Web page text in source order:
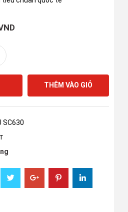
THÊM VÀO GIỎ
SC630